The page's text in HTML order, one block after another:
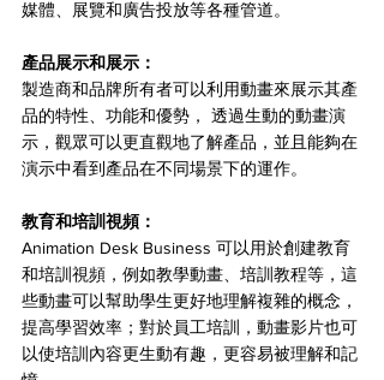
媒體、展覽和廣告投放等各種管道。
產品展示和展示：
製造商和品牌所有者可以利用動畫來展示其產
品的特性、功能和優勢， 透過生動的動畫演
示，觀眾可以更直觀地了解產品，並且能夠在
演示中看到產品在不同場景下的運作。
教育和培訓視頻：
Animation Desk Business 可以用於創建教育
和培訓視頻，例如教學動畫、培訓教程等，這
些動畫可以幫助學生更好地理解複雜的概念，
提高學習效率；對於員工培訓，動畫影片也可
以使培訓內容更生動有趣，更容易被理解和記